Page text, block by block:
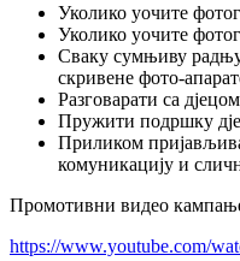
Уколико уочите
Уколико уочите
Сваку сумњиву радњу
скривене фото-
Разговарати са
Пружити подршку
Приликом
комуникацију и
Промотивни видео
https://www.youtube.com/